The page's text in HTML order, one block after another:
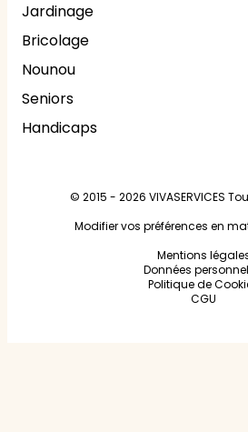
Jardinage
Bricolage
Nounou
Seniors
Handicaps
© 2015 - 2026 VIVASERVICES
Modifier vos préférences en
Mentions
Données
Politique de
CGU